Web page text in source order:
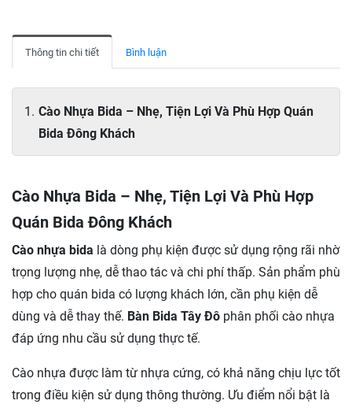
Thông tin chi tiết Bình luận
Cào Nhựa Bida – Nhẹ, Tiện Lợi Và Phù Hợp Quán
Bida Đông Khách
Cào Nhựa Bida – Nhẹ, Tiện Lợi Và Phù Hợp
Quán Bida Đông Khách
Cào nhựa bida là dòng phụ kiện được sử dụng rộng rãi nhờ
trọng lượng nhẹ, dễ thao tác và chi phí thấp. Sản phẩm phù
hợp cho quán bida có lượng khách lớn, cần phụ kiện dễ
dùng và dễ thay thế. Bàn Bida Tây Đô phân phối cào nhựa
đáp ứng nhu cầu sử dụng thực tế.
Cào nhựa được làm từ nhựa cứng, có khả năng chịu lực tốt
trong điều kiện sử dụng thông thường. Ưu điểm nổi bật là